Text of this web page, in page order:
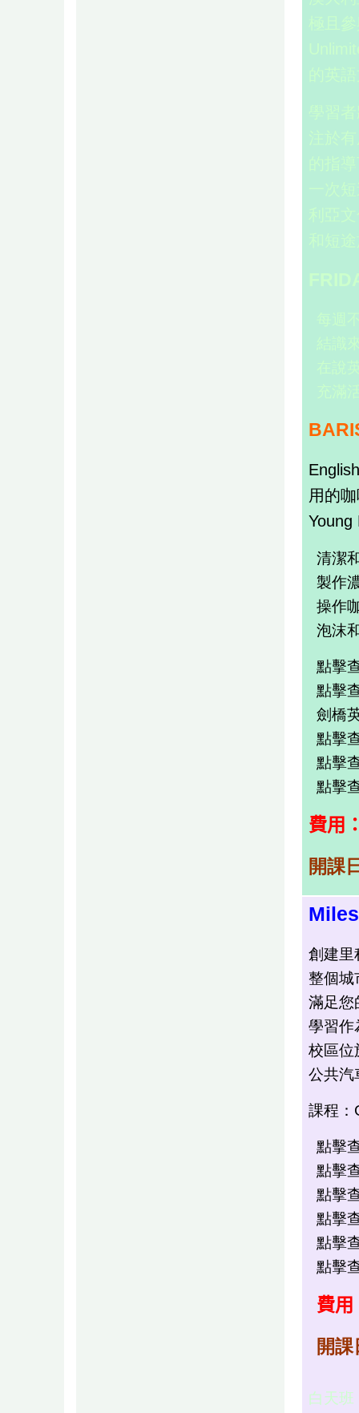
用的
清潔
製作
操作
泡沫
點擊
點擊
劍橋
點擊
點擊
點擊
費用
開課
創建里
整個城
滿足您
學習作
校區位
公共汽
課程：
點擊
點擊
點擊
點擊
點擊
點擊
費用
開
白天班